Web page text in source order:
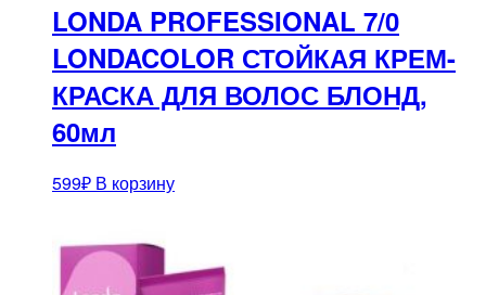
LONDA PROFESSIONAL 7/0
LONDACOLOR СТОЙКАЯ КРЕМ-
КРАСКА ДЛЯ ВОЛОС БЛОНД,
60мл
599₽ В корзину